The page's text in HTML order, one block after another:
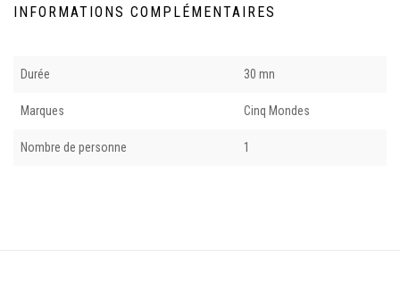
INFORMATIONS COMPLÉMENTAIRES
Durée 30 mn
Marques Cinq Mondes
Nombre de personne 1